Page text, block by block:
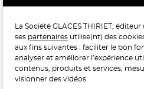
POUR VOTRE SANTÉ, MANGEZ
LÉGUMES PAR JOUR.
La Société GLACES THIRIET, éditeur
ses partenaires utilise(nt) des
aux fins suivantes : faciliter le bon
analyser et améliorer l’expérience
contenus, produits et services,
visionner des vidéos.